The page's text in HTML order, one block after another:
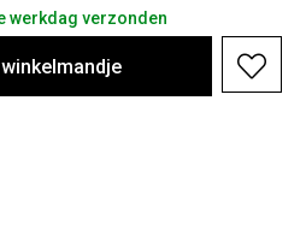
werkdag verzonden
winkelmandje